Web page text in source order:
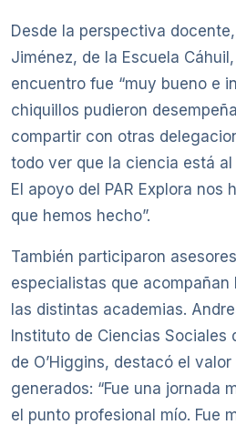
Desde la perspectiva
Jiménez, de la Escuela
encuentro fue “muy bueno e
chiquillos pudieron
compartir con otras
todo ver que la ciencia está
El apoyo del PAR Explora nos
que hemos hecho”.
También participaron
especialistas que acompañan
las distintas academias.
Instituto de Ciencias Sociales
de O’Higgins, destacó el
generados: “Fue una jornada
el punto profesional mío. Fue